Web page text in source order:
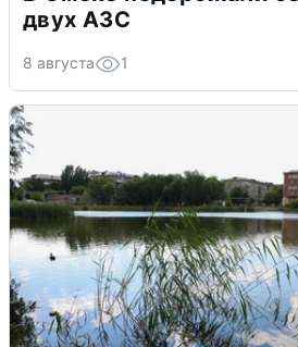
двух АЗС
8 августа 1